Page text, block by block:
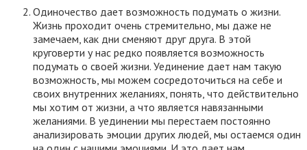
Одиночество дает возможность подумать о жизни.
Жизнь проходит очень стремительно, мы даже не
замечаем, как дни сменяют друг друга. В этой
круговерти у нас редко появляется возможность
подумать о своей жизни. Уединение дает нам такую
возможность, мы можем сосредоточиться на себе и
своих внутренних желаниях, понять, что действительно
мы хотим от жизни, а что является навязанными
желаниями. В уединении мы перестаем постоянно
анализировать эмоции других людей, мы остаемся один